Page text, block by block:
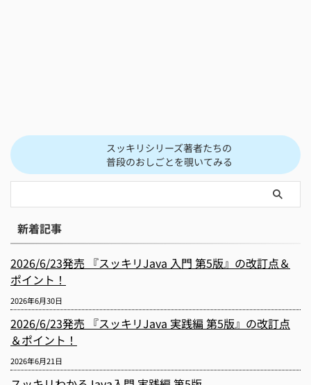
スッキリシリーズ著者たちの
普段のおしごとを覗いてみる
新着記事
2026/6/23発売 『スッキリJava 入門 第5版』の改訂点＆
ポイント！
2026年6月30日
2026/6/23発売 『スッキリJava 実践編 第5版』の改訂点
＆ポイント！
2026年6月21日